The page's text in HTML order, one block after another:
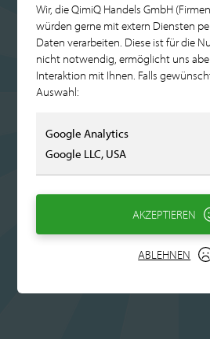
Wir, die QimiQ Handels GmbH
würden gerne mit extern Diensten
Daten verarbeiten. Diese ist für die
nicht notwendig, ermöglicht uns
Interaktion mit Ihnen. Falls
Auswahl:
Google Analytics
Google LLC, USA
ABLEHNEN
AKZEPTIEREN